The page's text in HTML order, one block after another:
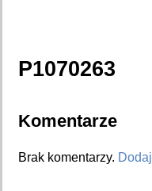
P1070263
Komentarze
Brak komentarzy. Dodaj